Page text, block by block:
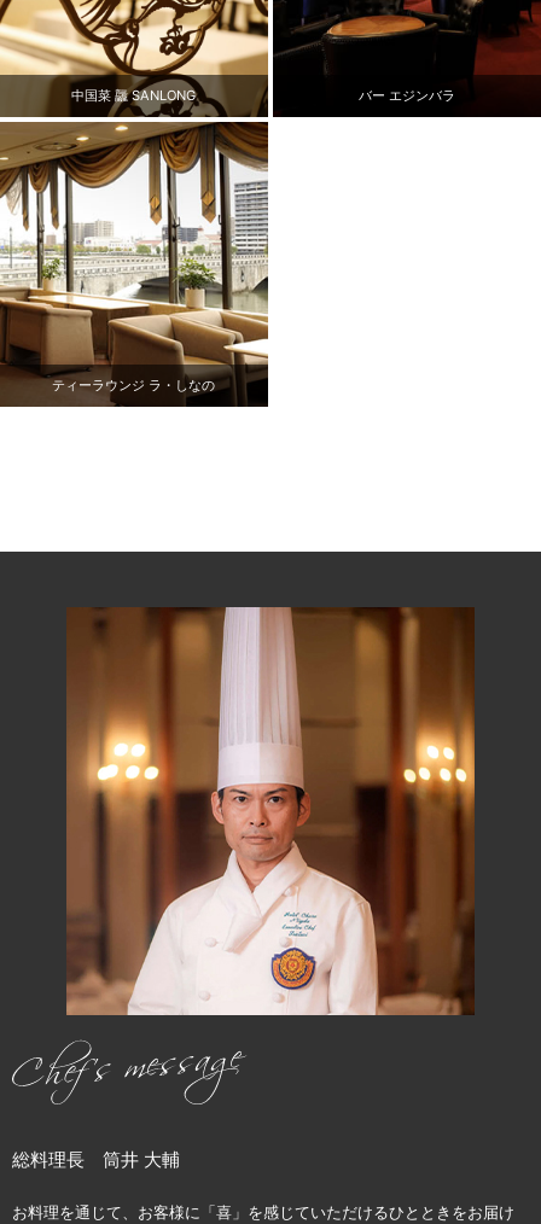
中国菜 龘 SANLONG バー エジンバラ
ティーラウンジ ラ・しなの
総料理長 筒井 大輔
お料理を通じて、お客様に「喜」を感じていただけるひとときをお届け